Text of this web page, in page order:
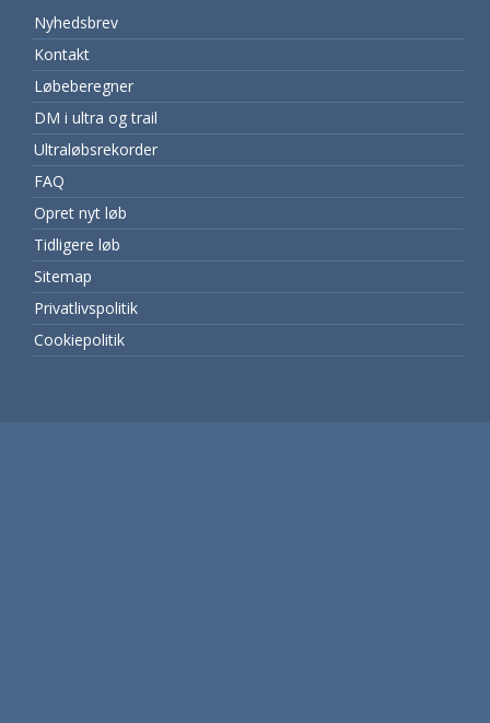
Nyhedsbrev
Kontakt
Løbeberegner
DM i ultra og trail
Ultraløbsrekorder
FAQ
Opret nyt løb
Tidligere løb
Sitemap
Privatlivspolitik
Cookiepolitik